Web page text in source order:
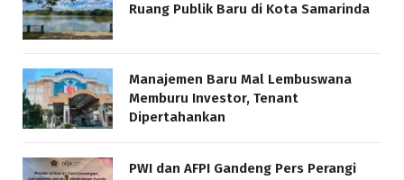
Ruang Publik Baru di Kota Samarinda
Manajemen Baru Mal Lembuswana
Memburu Investor, Tenant
Dipertahankan
PWI dan AFPI Gandeng Pers Perangi